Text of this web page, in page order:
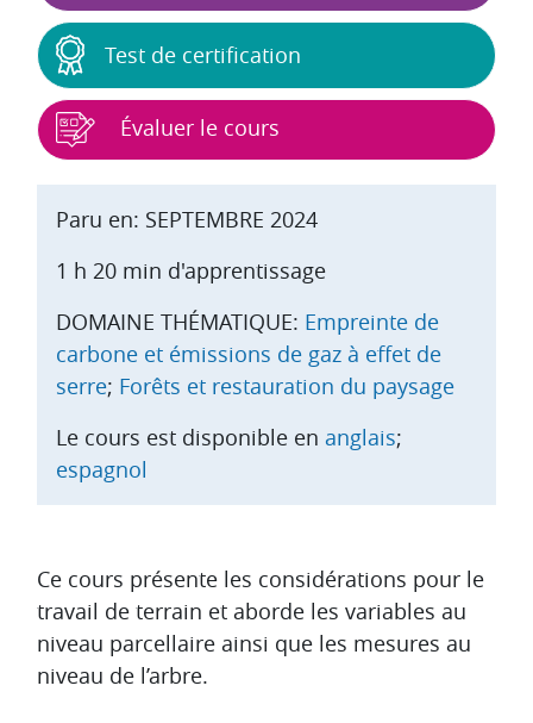
Aperçu des sections
Ce cours présente les considérations pour le
travail de terrain et aborde les variables au
niveau parcellaire ainsi que les mesures au
niveau de l’arbre.
Paru en: SEPTEMBRE 2024
1 h 20 min d'apprentissage
DOMAINE THÉMATIQUE: Empreinte de
carbone et émissions de gaz à effet de
serre; Forêts et restauration du paysage
Le cours est disponible en anglais;
espagnol
Test de certification
Évaluer le cours